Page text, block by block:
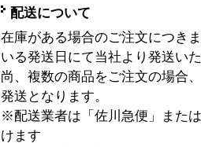
配送について
在庫がある場合のご注文につき
いる発送日にて当社より発送い
尚、複数の商品をご注文の場合
発送となります。
※配送業者は「佐川急便」また
けます